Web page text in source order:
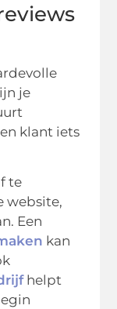
je
klant iets
te
website,
Een
kan
helpt